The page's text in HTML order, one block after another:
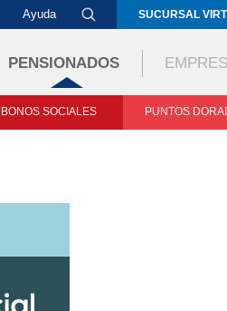
Ayuda SUCURSAL
PENSIONADOS
BONOS SOCIALES PUNTOS